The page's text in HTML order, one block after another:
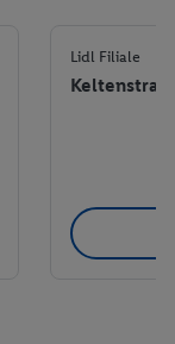
Lidl Filiale